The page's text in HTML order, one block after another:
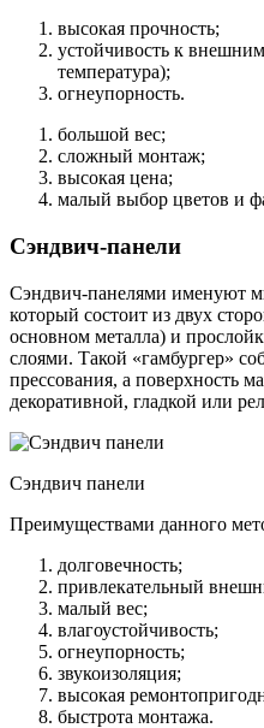
высокая прочность;
устойчивость к
температура);
огнеупорность.
большой вес;
сложный монтаж;
высокая цена;
малый выбор цветов и
Сэндвич-панели
Сэндвич-панелями именуют
который состоит из двух
основном металла) и
слоями. Такой «гамбургер»
прессования, а поверхность
декоративной, гладкой или
Сэндвич панели
Преимуществами данного
долговечность;
привлекательный
малый вес;
влагоустойчивость;
огнеупорность;
звукоизоляция;
высокая
быстрота монтажа.